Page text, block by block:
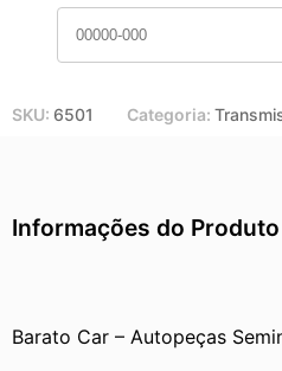
10x de R$ 26,80
11x de R$ 24,62
SKU: 6501 Categoria:
Informações do Produto
Barato Car – Autopeças